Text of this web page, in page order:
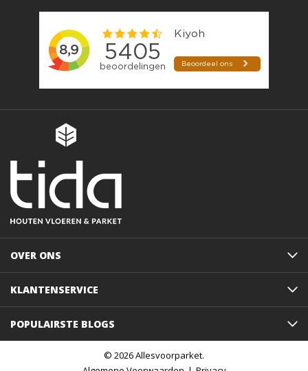
OVER ONS
KLANTENSERVICE
POPULAIRSTE BLOGS
© 2026 Allesvoorparket.